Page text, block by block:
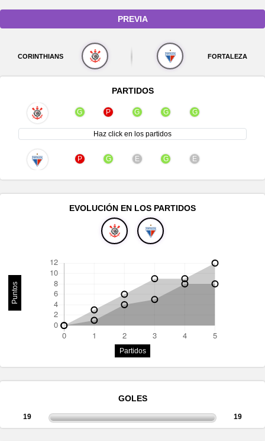
PREVIA
CORINTHIANS FORTALEZA
PARTIDOS
G P G G G
Haz click en los partidos
P G E G E
EVOLUCIÓN EN LOS PARTIDOS
Puntos
Partidos
GOLES
19 19